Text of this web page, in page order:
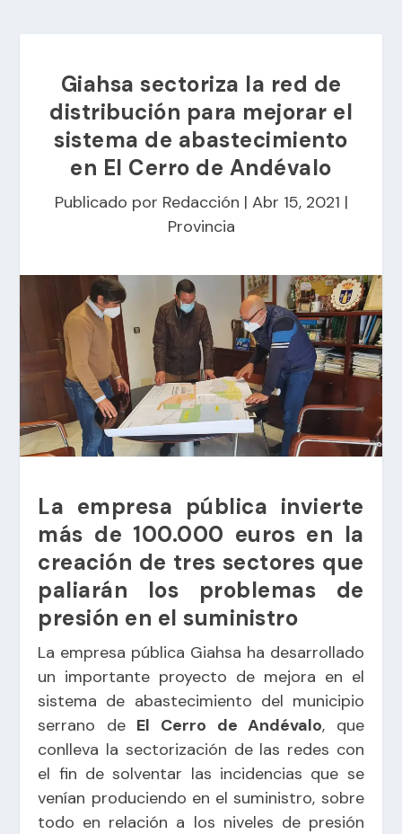
Giahsa sectoriza la red de
distribución para mejorar el
sistema de abastecimiento
en El Cerro de Andévalo
Publicado por Redacción | Abr 15, 2021 |
Provincia
La empresa pública invierte
más de 100.000 euros en la
creación de tres sectores que
paliarán los problemas de
presión en el suministro
La empresa pública Giahsa ha desarrollado
un importante proyecto de mejora en el
sistema de abastecimiento del municipio
serrano de El Cerro de Andévalo, que
conlleva la sectorización de las redes con
el fin de solventar las incidencias que se
venían produciendo en el suministro, sobre
todo en relación a los niveles de presión